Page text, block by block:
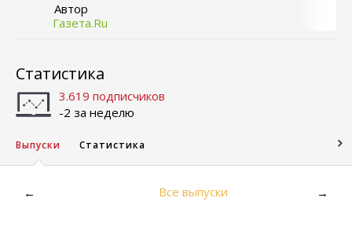
Автор
Газета.Ru
Статистика
3.619 подписчиков
-2 за неделю
Выпуски Статистика
← Все выпуски →